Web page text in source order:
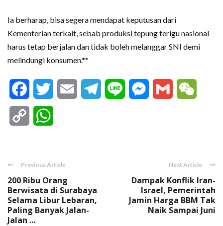
Ia berharap, bisa segera mendapat keputusan dari
Kementerian terkait, sebab produksi tepung terigu nasional
harus tetap berjalan dan tidak boleh melanggar SNI demi
melindungi konsumen.**
FacebookTwitter Email Telegram
Line Messenger
Gmail
Copy
Previous Article
200 Ribu Orang
Berwisata di Surabaya
Selama Libur Lebaran,
Paling Banyak Jalan-
Jalan ...
Next Article
Dampak Konflik Iran-
Israel, Pemerintah
Jamin Harga BBM Tak
Naik Sampai Juni